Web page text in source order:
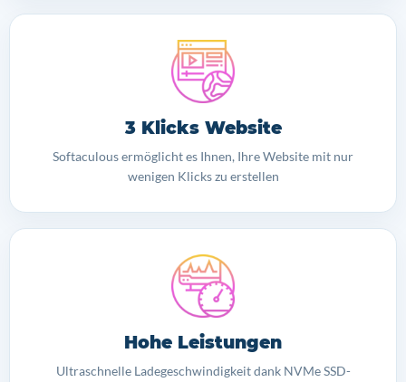
3 Klicks Website
Softaculous ermöglicht es Ihnen, Ihre Website mit nur
wenigen Klicks zu erstellen
Hohe Leistungen
Ultraschnelle Ladegeschwindigkeit dank NVMe SSD-